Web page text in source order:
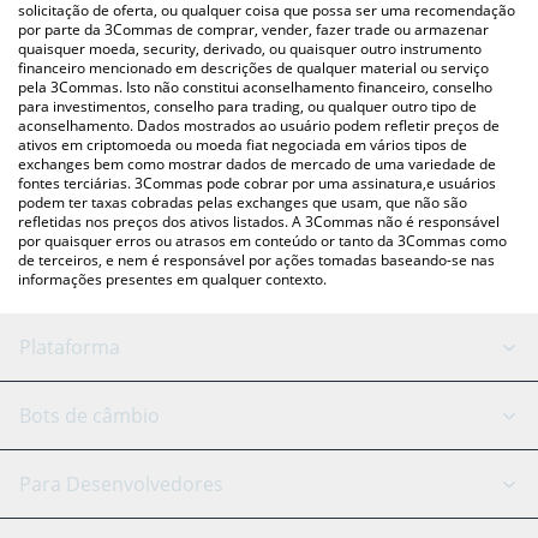
para verificar o último preço de Broge nas principais moedas fiat
e criptográficas.
solicitação de oferta, ou qualquer coisa que possa ser uma recomendação
por parte da 3Commas de comprar, vender, fazer trade ou armazenar
quaisquer moeda, security, derivado, ou quaisquer outro instrumento
financeiro mencionado em descrições de qualquer material ou serviço
pela 3Commas. Isto não constitui aconselhamento financeiro, conselho
para investimentos, conselho para trading, ou qualquer outro tipo de
aconselhamento. Dados mostrados ao usuário podem refletir preços de
ativos em criptomoeda ou moeda fiat negociada em vários tipos de
exchanges bem como mostrar dados de mercado de uma variedade de
fontes terciárias. 3Commas pode cobrar por uma assinatura,e usuários
podem ter taxas cobradas pelas exchanges que usam, que não são
refletidas nos preços dos ativos listados. A 3Commas não é responsável
por quaisquer erros ou atrasos em conteúdo or tanto da 3Commas como
de terceiros, e nem é responsável por ações tomadas baseando-se nas
informações presentes em qualquer contexto.
Plataforma
Bot GRID
Signal Bot
Assistente de IA
Bots de câmbio
Binance
Para Desenvolvedores